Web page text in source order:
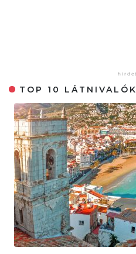
TOP 10 LÁTNIVALÓK